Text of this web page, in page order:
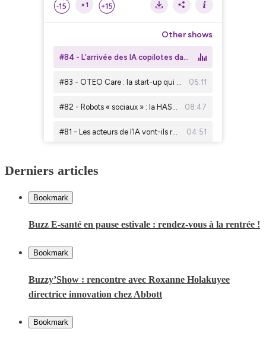
Derniers articles
Bookmark
Buzz E-santé en pause estivale : rendez-vous à la rentrée !
Bookmark
Buzzy’Show : rencontre avec Roxanne Holakuyee
directrice innovation chez Abbott
Bookmark